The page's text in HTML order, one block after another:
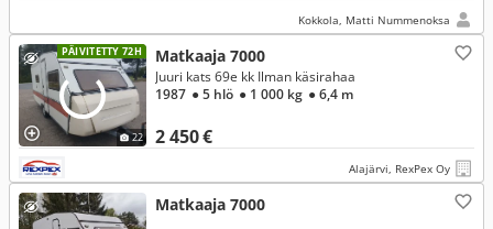
Kokkola, Matti Nummenoksa
PÄIVITETTY 72H
22
Matkaaja 7000
2 450 €
Juuri kats 69e kk Ilman käsirahaa
1987 ● 5 hlö ● 1 000 kg ● 6,4 m
Alajärvi, RexPex Oy
Matkaaja 7000